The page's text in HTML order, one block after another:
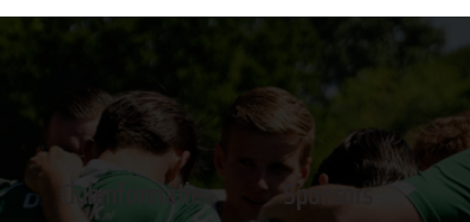
Clubinformatie Sponsors